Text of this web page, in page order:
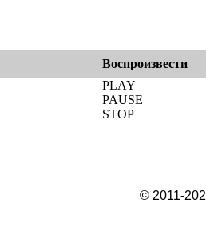
Воспроизвести
PLAY
PAUSE
STOP
© 2011-